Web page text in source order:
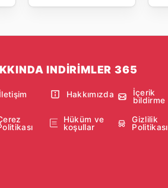
INDIRIMLER 365
İletişim Hakkımızda
İçerik
bildirme
Hüküm ve
koşullar
Gizlilik
Politikası